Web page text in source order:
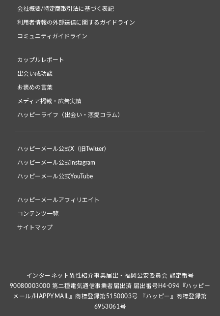
会社概要/特定商取引法に基づく表記
利用者情報の外部送信に関するガイドライン
コミュニティガイドライン
カップルレポート
出会い成功談
お褒めの言葉
メディア掲載・広告実績
ハッピーライフ（出会い・恋愛コラム）
ハッピーメール公式X（旧Twitter）
ハッピーメール公式instagram
ハッピーメール公式YouTube
ハッピーメールアフィリエイト
コンテンツ一覧
サイトマップ
インターネット異性紹介事業届出・福岡公安委員会 認定番号
90080003000 第二種電気通信事業者届出済 届出番号H4-094『ハッピー
メール/HAPPYMAIL』商標登録第5150003号 『ハッピー』商標登録第
6953061号